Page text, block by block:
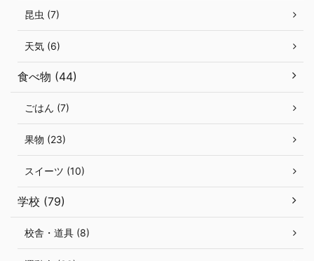
昆虫 (7)
天気 (6)
食べ物 (44)
ごはん (7)
果物 (23)
スイーツ (10)
学校 (79)
校舎・道具 (8)